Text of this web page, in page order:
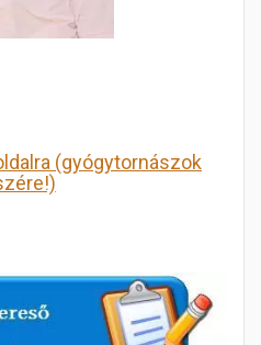
(gyógytornászok